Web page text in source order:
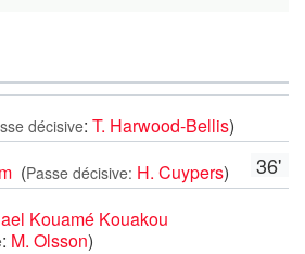
décisive: T. Harwood-Bellis)
36'
(Passe décisive: H. Cuypers)
Kouamé Kouakou
: M. Olsson)